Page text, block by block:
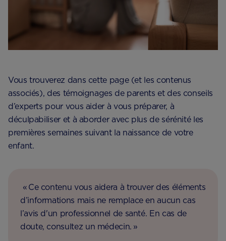
Vous trouverez dans cette page (et les contenus
associés), des témoignages de parents et des conseils
d’experts pour vous aider à vous préparer, à
déculpabiliser et à aborder avec plus de sérénité les
premières semaines suivant la naissance de votre
enfant.
« Ce contenu vous aidera à trouver des éléments
d’informations mais ne remplace en aucun cas
l’avis d'un professionnel de santé. En cas de
doute, consultez un médecin. »